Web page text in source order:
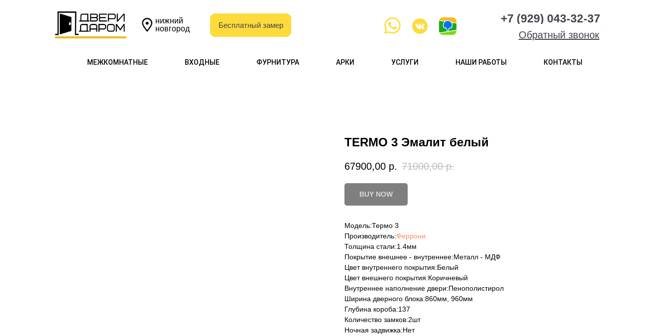
+7 (929) 043-32-37
нижний
новгород
Бесплатный замер
Обратный звонок
Бесплатный замер
и каталогами
МЕЖКОМНАТНЫЕ ВХОДНЫЕ ФУРНИТУРА АРКИ УСЛУГИ НАШИ РАБОТЫ КОНТАКТЫ
TERMO 3 Эмалит белый
67900,00 р. 71000,00 р.
BUY NOW
Модель:Термо 3
Производитель:Феррони
Толщина стали:1.4мм
Покрытие внешнее - внутреннее:Металл - МДФ
Цвет внутреннего покрытия:Белый
Цвет внешнего покрытия:Коричневый
Внутреннее наполнение двери:Пенополистирол
Ширина дверного блока:860мм, 960мм
Глубина короба:137
Количество замков:2шт
Ночная задвижка:Нет